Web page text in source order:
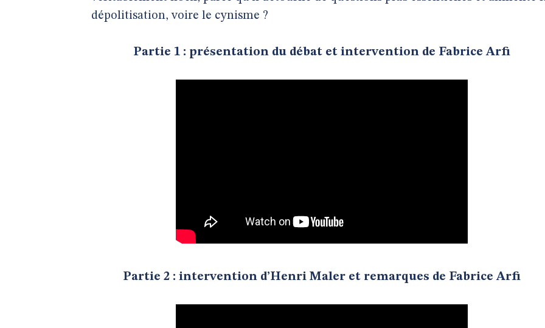
dépolitisation, voire le cynisme ?
Partie 1 : présentation du débat et intervention de Fabrice Arfi
Partie 2 : intervention d’Henri Maler et remarques de Fabrice Arfi